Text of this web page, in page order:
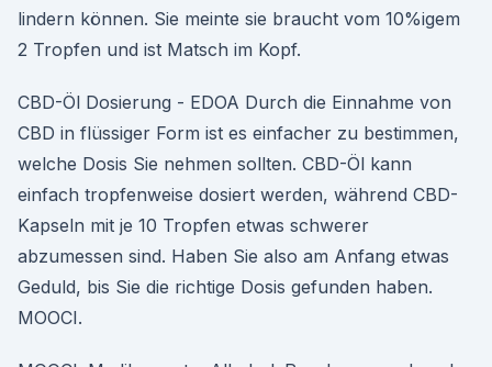
lindern können. Sie meinte sie braucht vom 10%igem
2 Tropfen und ist Matsch im Kopf.
CBD-Öl Dosierung - EDOA Durch die Einnahme von
CBD in flüssiger Form ist es einfacher zu bestimmen,
welche Dosis Sie nehmen sollten. CBD-Öl kann
einfach tropfenweise dosiert werden, während CBD-
Kapseln mit je 10 Tropfen etwas schwerer
abzumessen sind. Haben Sie also am Anfang etwas
Geduld, bis Sie die richtige Dosis gefunden haben.
MOOCI.